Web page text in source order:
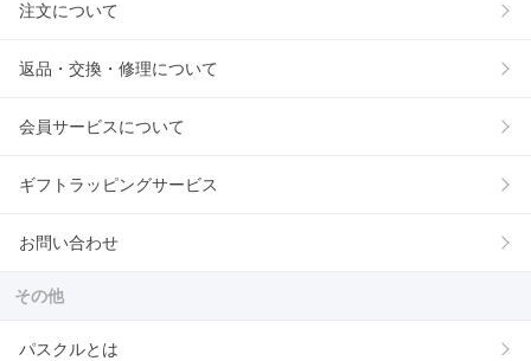
注文について
返品・交換・修理について
会員サービスについて
ギフトラッピングサービス
お問い合わせ
その他
パスクルとは